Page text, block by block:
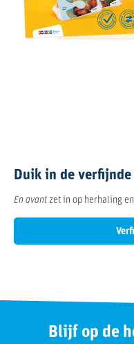
Duik in de
En avant zet in op herhaling
Blijf op de